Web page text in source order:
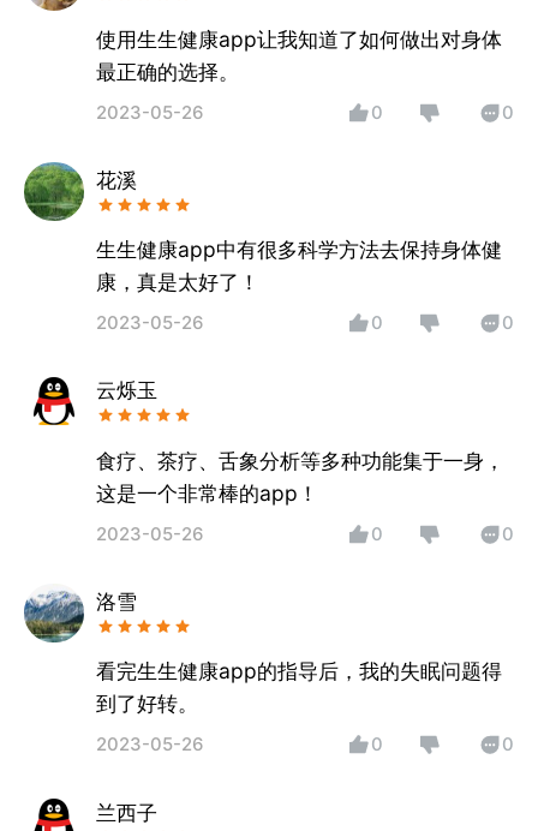
使用生生健康app让我知道了如何做出对身体
最正确的选择。
2023-05-26 0 0
花溪
生生健康app中有很多科学方法去保持身体健
康，真是太好了！
2023-05-26 0 0
云烁玉
食疗、茶疗、舌象分析等多种功能集于一身，
这是一个非常棒的app！
2023-05-26 0 0
洛雪
看完生生健康app的指导后，我的失眠问题得
到了好转。
2023-05-26 0 0
兰西子